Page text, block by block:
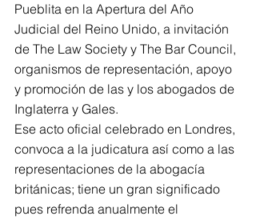
Pueblita en la Apertura del Año
Judicial del Reino Unido, a invitación
de The Law Society y The Bar Council,
organismos de representación, apoyo
y promoción de las y los abogados de
Inglaterra y Gales.
Ese acto oficial celebrado en Londres,
convoca a la judicatura así como a las
representaciones de la abogacía
británicas; tiene un gran significado
pues refrenda anualmente el